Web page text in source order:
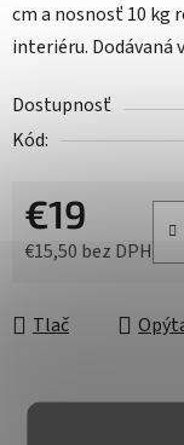
cm a nosnosť 10 kg
interiéru. Dodávaná v
Dostupnosť
Kód:
€19
€15,50 bez DPH
Tlač